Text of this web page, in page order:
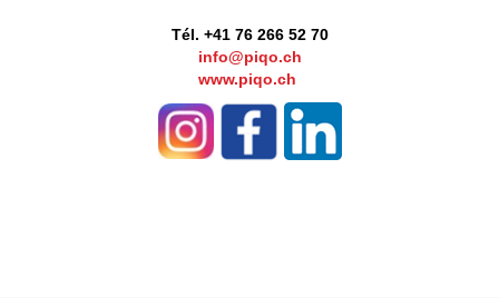
Tél. +41 76 266 52 70
info@piqo.ch
www.piqo.ch